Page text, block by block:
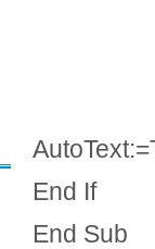
End If
End Sub